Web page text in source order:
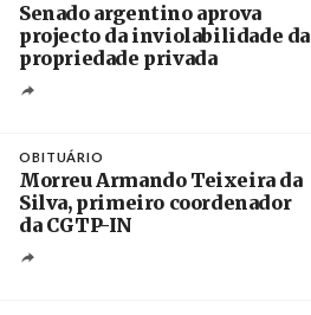
Senado argentino aprova
projecto da inviolabilidade da
propriedade privada
OBITUÁRIO
Morreu Armando Teixeira da
Silva, primeiro coordenador
da CGTP-IN